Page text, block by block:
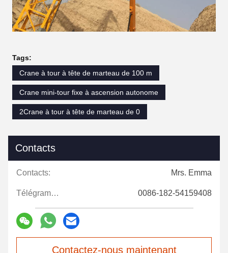
Tags:
Crane à tour à tête de marteau de 100 m
Crane mini-tour fixe à ascension autonome
2Crane à tour à tête de marteau de 0
Contacts
Contacts: Mrs. Emma
Télégramme: 0086-182-54159408
Contactez-nous maintenant